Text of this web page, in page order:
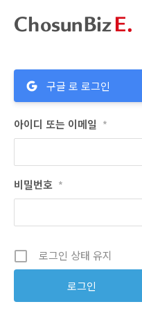
구글 로 로그인
아이디 또는 이메일 *
비밀번호 *
로그인 상태 유지